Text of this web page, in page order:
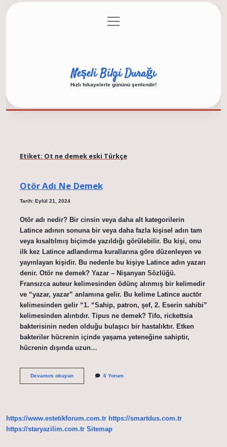
Gizlilik Politikası
menüyü
aç
Neşeli Bilgi Durağı
Hızlı hikayelerle gününü şenlendir!
Etiket: Ot ne demek eski Türkçe
Otör Adı Ne Demek
Tarih: Eylül 21, 2024
Otör adı nedir? Bir cinsin veya daha alt kategorilerin
Latince adının sonuna bir veya daha fazla kişisel adın tam
veya kısaltılmış biçimde yazıldığı görülebilir. Bu kişi, onu
ilk kez Latince adlandırma kurallarına göre düzenleyen ve
yayınlayan kişidir. Bu nedenle bu kişiye Latince adın yazarı
denir. Otör ne demek? Yazar – Nişanyan Sözlüğü.
Fransızca auteur kelimesinden ödünç alınmış bir kelimedir
ve “yazar, yazar” anlamına gelir. Bu kelime Latince auctōr
kelimesinden gelir “1. “Sahip, patron, şef, 2. Eserin sahibi”
kelimesinden alıntıdır. Tipus ne demek? Tifo, rickettsia
bakterisinin neden olduğu bulaşıcı bir hastalıktır. Etken
bakteriler hücrenin içinde yaşama yeteneğine sahiptir,
hücrenin dışında uzun…
Devamını okuyunOtör
6 Yorum
https://www.estetikforum.com.tr https://smartdus.com.tr
https://staryazilim.com.tr Sitemap